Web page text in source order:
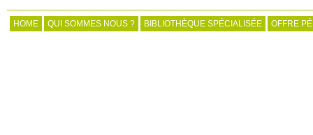
HOME QUI SOMMES NOUS ? BIBLIOTHÈQUE SPÉCIALISÉE OFFRE